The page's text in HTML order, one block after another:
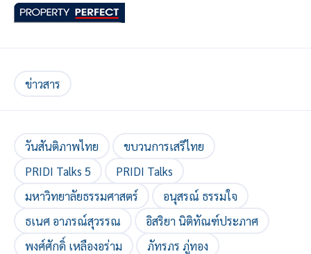
ข่าวสาร
วันสันติภาพไทย
ขบวนการเสรีไทย
PRIDI Talks 5
PRIDI Talks
มหาวิทยาลัยธรรมศาสตร์
อนุสรณ์ ธรรมใจ
ธเนศ อาภรณ์สุวรรณ
อิสริยา นิติทัณฑ์ประภาศ
พงศ์ศักดิ์ เหลืองอร่าม
ภัทรภร ภู่ทอง